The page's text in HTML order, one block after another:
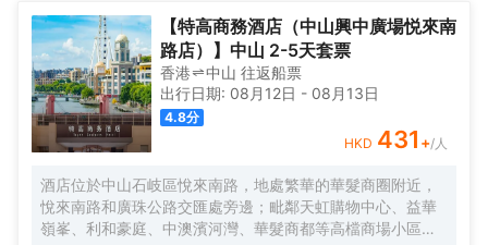
示屏多功能會議室，棋牌、浴足、餐廳、洗衣房等配套設
施，配有地下停車場，可提供住宿、宴會、會議、自助餐
飲、定製酒會訂組合服務項目，是閣下商務洽談、旅遊休
閒、出差的優質居所。
【特高商務酒店（中山興中廣場悦來南
路店）】中山 2-5天套票
香港 中山 往返船票
出行日期: 08月12日 - 08月13日
4.8分
HKD 431 +/人
酒店位於中山石岐區悅來南路，地處繁華的華髮商圈附近，
悅來南路和廣珠公路交匯處旁邊；毗鄰天虹購物中心、益華
嶺峯、利和豪庭、中澳濱河灣、華髮商都等高檔商場小區及